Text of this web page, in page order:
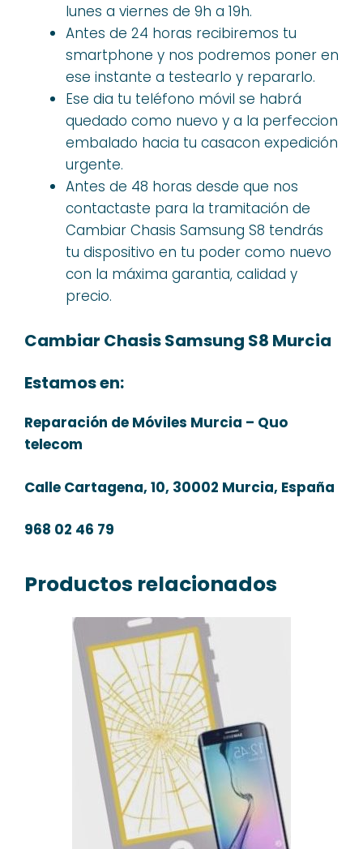
lunes a viernes de 9h a 19h.
Antes de 24 horas recibiremos tu
smartphone y nos podremos poner en
ese instante a testearlo y repararlo.
Ese dia tu teléfono móvil se habrá
quedado como nuevo y a la perfeccion
embalado hacia tu casacon expedición
urgente.
Antes de 48 horas desde que nos
contactaste para la tramitación de
Cambiar Chasis Samsung S8 tendrás
tu dispositivo en tu poder como nuevo
con la máxima garantia, calidad y
precio.
Cambiar Chasis Samsung S8 Murcia
Estamos en:
Reparación de Móviles Murcia – Quo
telecom
Calle Cartagena, 10, 30002 Murcia, España
968 02 46 79
Productos relacionados